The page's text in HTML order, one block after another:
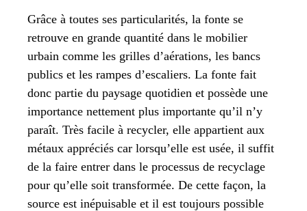
Grâce à toutes ses particularités, la fonte se
retrouve en grande quantité dans le mobilier
urbain comme les grilles d’aérations, les bancs
publics et les rampes d’escaliers. La fonte fait
donc partie du paysage quotidien et possède une
importance nettement plus importante qu’il n’y
paraît. Très facile à recycler, elle appartient aux
métaux appréciés car lorsqu’elle est usée, il suffit
de la faire entrer dans le processus de recyclage
pour qu’elle soit transformée. De cette façon, la
source est inépuisable et il est toujours possible